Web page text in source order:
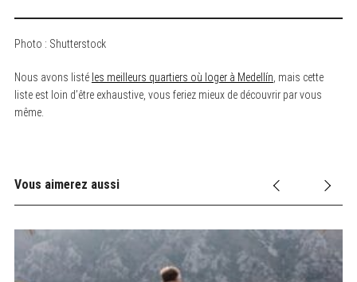
Photo : Shutterstock
Nous avons listé les meilleurs quartiers où loger à Medellín , mais cette
liste est loin d’être exhaustive, vous feriez mieux de découvrir par vous
même.
Vous aimerez aussi